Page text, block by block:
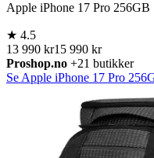
Apple iPhone 17 Pro 256GB
★ 4.5
13 990 kr15 990 kr
Proshop.no +21 butikker
Se Apple iPhone 17 Pro